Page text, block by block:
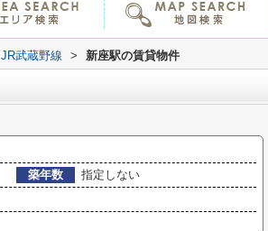
JR武蔵野線 > 新座駅の賃貸物件
築年数
指定しない